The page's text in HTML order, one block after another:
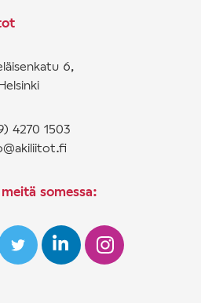
6,
4270 1503
somessa: